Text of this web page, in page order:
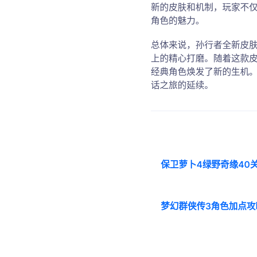
新的皮肤和机制，玩家不
角色的魅力。
总体来说，孙行者全新皮
上的精心打磨。随着这款
经典角色焕发了新的生机
话之旅的延续。
保卫萝卜4绿野奇缘40
梦幻群侠传3角色加点